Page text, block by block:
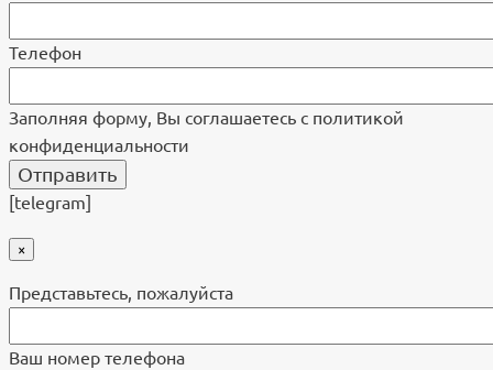
Телефон
Заполняя форму, Вы соглашаетесь с политикой
конфиденциальности
[telegram]
×
Представьтесь, пожалуйста
Ваш номер телефона